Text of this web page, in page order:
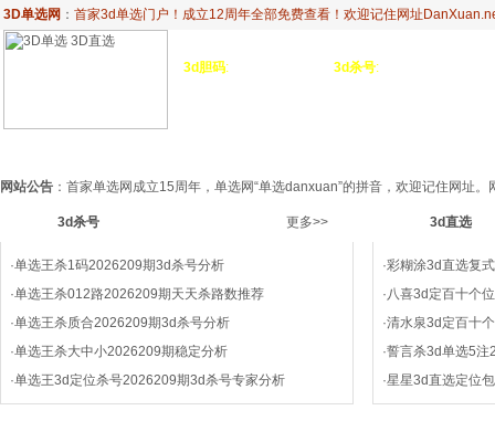
3D单选网 ： 首家3d单选门户！成立12周年全部免费查看！欢迎记住网址
3d胆码: 3d杀号:
网站公告 ：首家单选网成立15周年，单选网“单选danxuan”的拼音，欢迎记住网址
3d杀号 更多>>
·单选王杀1码2026209期3d杀号分析
·单选王杀012路2026209期天天杀路数推荐
·单选王杀质合2026209期3d杀号分析
·单选王杀大中小2026209期稳定分析
·单选王3d定位杀号2026209期3d杀号专家分析
3d直选
·彩糊涂3d直选复
·八喜3d定百十个
·清水泉3d定百十
·誓言杀3d单选5注
·星星3d直选定位